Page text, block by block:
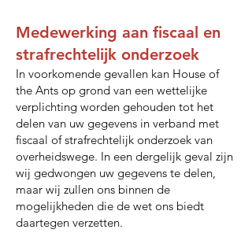
Medewerking aan fiscaal en
strafrechtelijk onderzoek
In voorkomende gevallen kan House of
the Ants op grond van een wettelijke
verplichting worden gehouden tot het
delen van uw gegevens in verband met
fiscaal of strafrechtelijk onderzoek van
overheidswege. In een dergelijk geval zijn
wij gedwongen uw gegevens te delen,
maar wij zullen ons binnen de
mogelijkheden die de wet ons biedt
daartegen verzetten.